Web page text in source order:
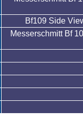
Bf109 Side
Messerschmitt Bf